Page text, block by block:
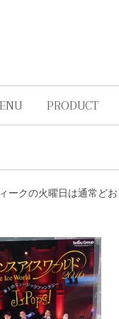
PRODUCT
ークの火曜日は通常ど